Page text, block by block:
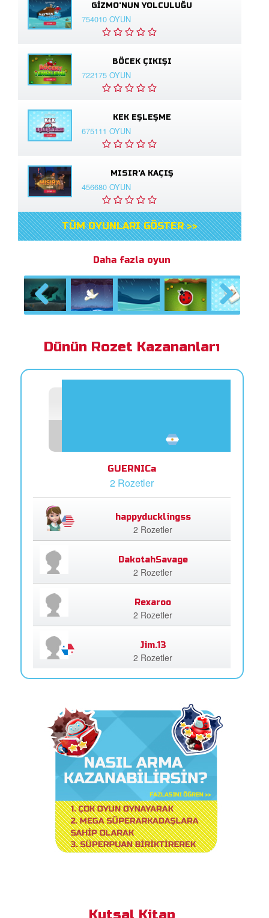
GIZMO'NUN YOLCULUĞU
754010 OYUN
BÖCEK ÇIKIŞI
722175 OYUN
KEK EŞLEŞME
675111 OYUN
MISIR'A KAÇIŞ
456680 OYUN
TÜM OYUNLARI GÖSTER >>
Daha fazla oyun
Previous Next
Dünün Rozet Kazananları
GUERNICa
2 Rozetler
happyducklingss
2 Rozetler
DakotahSavage
2 Rozetler
Rexaroo
2 Rozetler
Jim.13
2 Rozetler
Kutsal Kitap